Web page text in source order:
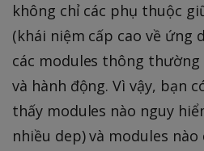
không chỉ các phụ thuộc
(khái niệm cấp cao về ứng
các modules thông
và hành động. Vì vậy, bạn
thấy modules nào nguy
nhiều dep) và modules